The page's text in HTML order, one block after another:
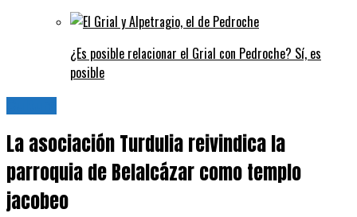
¿Es posible relacionar el Grial con Pedroche? Sí, es
posible
La asociación Turdulia reivindica la
parroquia de Belalcázar como templo
jacobeo